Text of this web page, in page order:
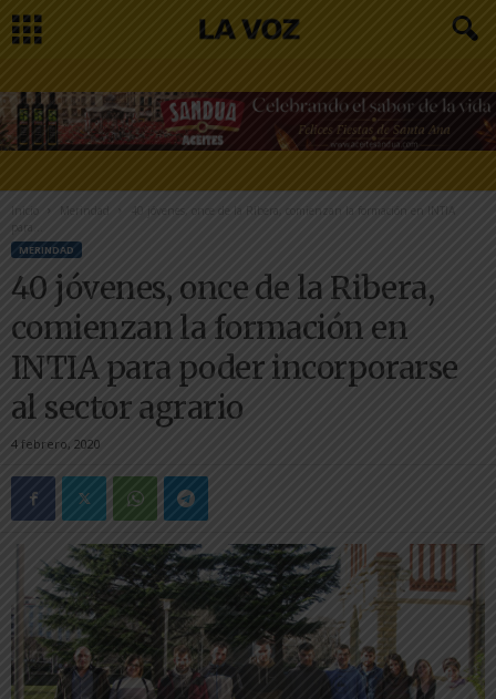
Inicio
40 jóvenes, once de la Ribera, comienzan la formación en INTIA
para...
MERINDAD
40 jóvenes, once de la Ribera,
comienzan la formación en
INTIA para poder incorporarse
al sector agrario
4 febrero, 2020